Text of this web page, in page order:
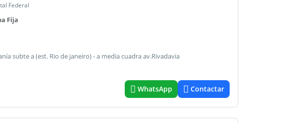
Federal
Fija
subte a (est. Rio de janeiro) - a media cuadra av.Rivadavia
WhatsApp Contactar